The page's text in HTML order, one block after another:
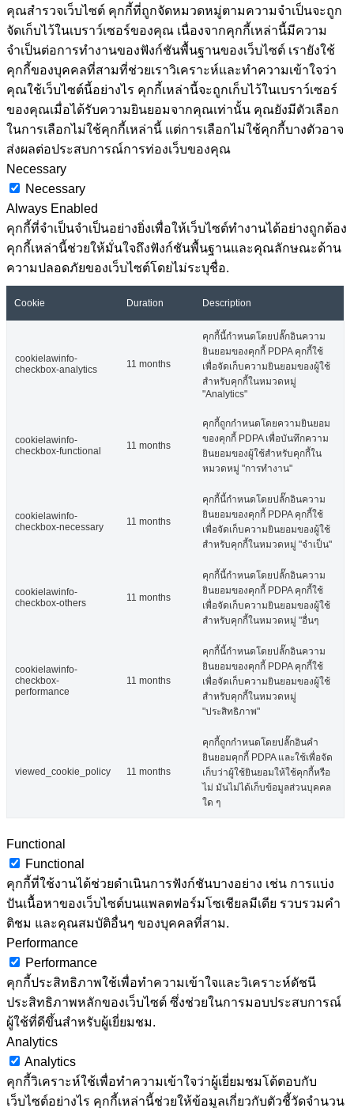
คุณสำรวจเว็บไซต์ คุกกี้ที่ถูกจัดหมวดหมู่ตามความจำเป็นจะถูก
จัดเก็บไว้ในเบราว์เซอร์ของคุณ เนื่องจากคุกกี้เหล่านี้มีความ
จำเป็นต่อการทำงานของฟังก์ชันพื้นฐานของเว็บไซต์ เรายังใช้
คุกกี้ของบุคคลที่สามที่ช่วยเราวิเคราะห์และทำความเข้าใจว่า
คุณใช้เว็บไซต์นี้อย่างไร คุกกี้เหล่านี้จะถูกเก็บไว้ในเบราว์เซอร์
ของคุณเมื่อได้รับความยินยอมจากคุณเท่านั้น คุณยังมีตัวเลือก
ในการเลือกไม่ใช้คุกกี้เหล่านี้ แต่การเลือกไม่ใช้คุกกี้บางตัวอาจ
ส่งผลต่อประสบการณ์การท่องเว็บของคุณ
Necessary
Necessary
Always Enabled
คุกกี้ที่จำเป็นจำเป็นอย่างยิ่งเพื่อให้เว็บไซต์ทำงานได้อย่างถูกต้อง
คุกกี้เหล่านี้ช่วยให้มั่นใจถึงฟังก์ชันพื้นฐานและคุณลักษณะด้าน
ความปลอดภัยของเว็บไซต์โดยไม่ระบุชื่อ.
Cookie Duration Description
cookielawinfo-
checkbox-analytics
11 months
คุกกี้นี้กำหนดโดยปลั๊กอินความ
ยินยอมของคุกกี้ PDPA คุกกี้ใช้
เพื่อจัดเก็บความยินยอมของผู้ใช้
สำหรับคุกกี้ในหมวดหมู่
"Analytics"
cookielawinfo-
checkbox-functional
11 months
คุกกี้ถูกกำหนดโดยความยินยอม
ของคุกกี้ PDPA เพื่อบันทึกความ
ยินยอมของผู้ใช้สำหรับคุกกี้ใน
หมวดหมู่ "การทำงาน"
cookielawinfo-
checkbox-necessary
11 months
คุกกี้นี้กำหนดโดยปลั๊กอินความ
ยินยอมของคุกกี้ PDPA คุกกี้ใช้
เพื่อจัดเก็บความยินยอมของผู้ใช้
สำหรับคุกกี้ในหมวดหมู่ "จำเป็น"
cookielawinfo-
checkbox-others
11 months
คุกกี้นี้กำหนดโดยปลั๊กอินความ
ยินยอมของคุกกี้ PDPA คุกกี้ใช้
เพื่อจัดเก็บความยินยอมของผู้ใช้
สำหรับคุกกี้ในหมวดหมู่ "อื่นๆ
cookielawinfo-
checkbox-
performance
11 months
คุกกี้นี้กำหนดโดยปลั๊กอินความ
ยินยอมของคุกกี้ PDPA คุกกี้ใช้
เพื่อจัดเก็บความยินยอมของผู้ใช้
สำหรับคุกกี้ในหมวดหมู่
"ประสิทธิภาพ"
viewed_cookie_policy 11 months
คุกกี้ถูกกำหนดโดยปลั๊กอินคำ
ยินยอมคุกกี้ PDPA และใช้เพื่อจัด
เก็บว่าผู้ใช้ยินยอมให้ใช้คุกกี้หรือ
ไม่ มันไม่ได้เก็บข้อมูลส่วนบุคคล
ใด ๆ
Functional
Functional
คุกกี้ที่ใช้งานได้ช่วยดำเนินการฟังก์ชันบางอย่าง เช่น การแบ่ง
ปันเนื้อหาของเว็บไซต์บนแพลตฟอร์มโซเชียลมีเดีย รวบรวมคำ
ติชม และคุณสมบัติอื่นๆ ของบุคคลที่สาม.
Performance
Performance
คุกกี้ประสิทธิภาพใช้เพื่อทำความเข้าใจและวิเคราะห์ดัชนี
ประสิทธิภาพหลักของเว็บไซต์ ซึ่งช่วยในการมอบประสบการณ์
ผู้ใช้ที่ดีขึ้นสำหรับผู้เยี่ยมชม.
Analytics
Analytics
คุกกี้วิเคราะห์ใช้เพื่อทำความเข้าใจว่าผู้เยี่ยมชมโต้ตอบกับ
เว็บไซต์อย่างไร คุกกี้เหล่านี้ช่วยให้ข้อมูลเกี่ยวกับตัวชี้วัดจำนวน